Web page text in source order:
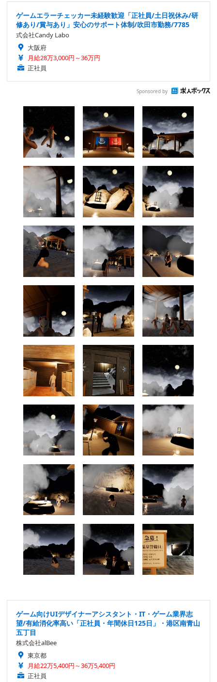
ゲームエラーチェッカー未経験歓迎「正社員/土日祝休み/研
修あり/賞与あり」安心のサポート体制/吹田市勤務/7785
式会社Candy Labo
大阪府
月給28万3,000円～36万円
正社員
Sponsored by
ゲーム向けUIデザイナーアシスタント・IT・ゲーム業界志
望/有給消化率高い「正社員・年間休日125日」・港区南青山
五丁目
株式会社alBee
東京都
月給22万5,400円～36万5,400円
正社員